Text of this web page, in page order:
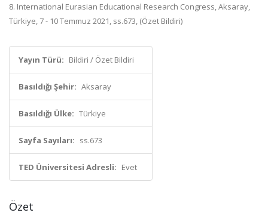
8. International Eurasian Educational Research Congress, Aksaray,
Türkiye, 7 - 10 Temmuz 2021, ss.673, (Özet Bildiri)
Yayın Türü: Bildiri / Özet Bildiri
Basıldığı Şehir: Aksaray
Basıldığı Ülke: Türkiye
Sayfa Sayıları: ss.673
TED Üniversitesi Adresli: Evet
Özet